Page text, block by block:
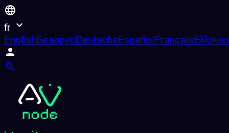
fr
EnglishБеларусDeutscheEspañolFrançais